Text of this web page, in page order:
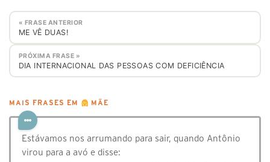
« FRASE ANTERIOR
ME VÊ DUAS!
PRÓXIMA FRASE »
DIA INTERNACIONAL DAS PESSOAS COM DEFICIÊNCIA
MAIS FRASES EM MÃE
Estávamos nos arrumando para sair, quando Antônio
virou para a avó e disse: